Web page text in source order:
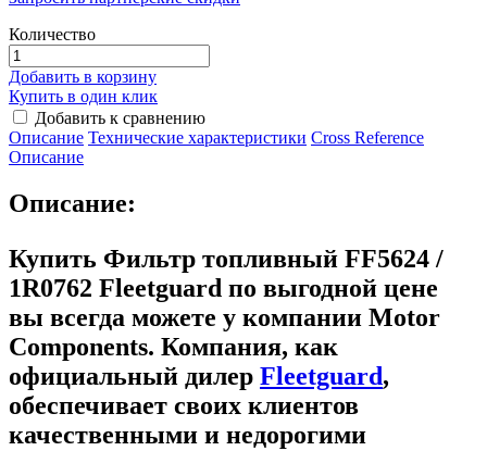
Количество
Добавить в корзину
Купить в один клик
Добавить к сравнению
Описание Технические характеристики Сross Reference
Описание
Описание:
Купить Фильтр топливный FF5624 /
1R0762 Fleetguard по выгодной цене
вы всегда можете у компании Motor
Components. Компания, как
официальный дилер Fleetguard,
обеспечивает своих клиентов
качественными и недорогими